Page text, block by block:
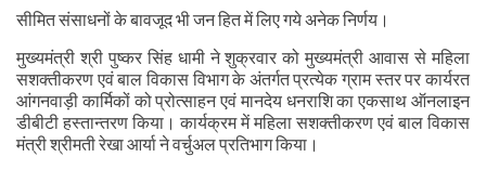
सीमित संसाधनों के बावजूद भी जन हित में लिए गये अनेक निर्णय।
मुख्यमंत्री श्री पुष्कर सिंह धामी ने शुक्रवार को मुख्यमंत्री आवास से महिला
सशक्तीकरण एवं बाल विकास विभाग के अंतर्गत प्रत्येक ग्राम स्तर पर कार्यरत
आंगनवाड़ी कार्मिकों को प्रोत्साहन एवं मानदेय धनराशि का एकसाथ ऑनलाइन
डीबीटी हस्तान्तरण किया। कार्यक्रम में महिला सशक्तीकरण एवं बाल विकास
मंत्री श्रीमती रेखा आर्या ने वर्चुअल प्रतिभाग किया।